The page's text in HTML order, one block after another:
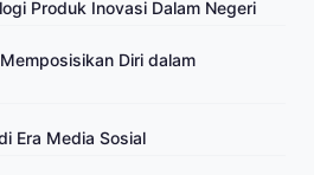
Produk Inovasi Dalam Negeri
Diri dalam
Era Media Sosial